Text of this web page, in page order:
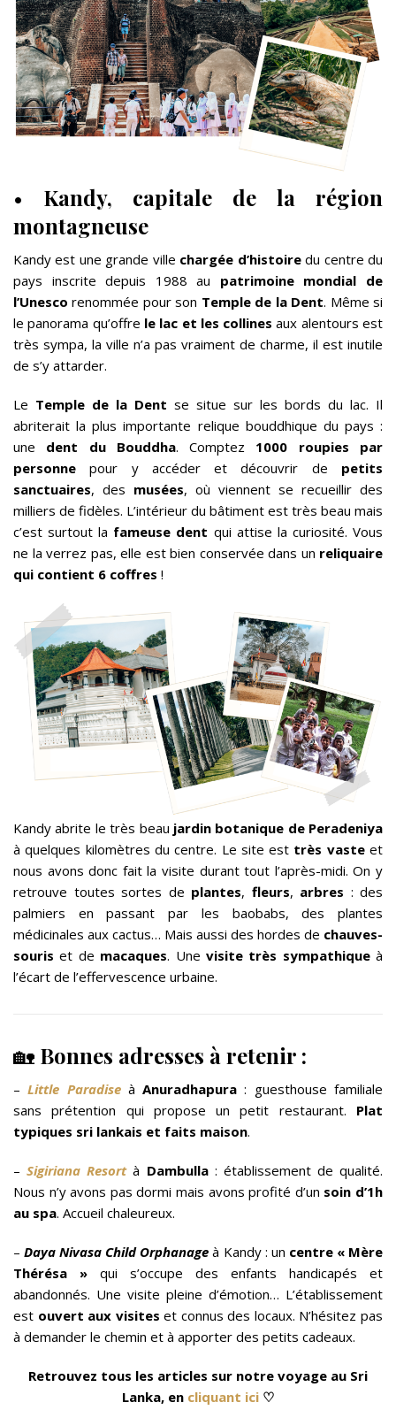
• Kandy, capitale de la région
montagneuse
Kandy est une grande ville chargée d’histoiredu centre du
pays inscrite depuis 1988 au patrimoine mondial de
l’Unesco renommée pour son Temple de la Dent. Même si
le panorama qu’offre le lac et les collines aux alentours est
très sympa, la ville n’a pas vraiment de charme, il est inutile
de s’y attarder.
Le Temple de la Dent se situe sur les bords du lac. Il
abriterait la plus importante relique bouddhique du pays :
une dent du Bouddha. Comptez 1000 roupies par
personne pour y accéder et découvrir de petits
sanctuaires, des musées, où viennent se recueillir des
milliers de fidèles. L’intérieur du bâtiment est très beau mais
c’est surtout la fameuse dent qui attise la curiosité. Vous
ne la verrez pas, elle est bien conservée dans un reliquaire
qui contient 6 coffres !
Kandy abrite le très beau jardin botanique de Peradeniya
à quelques kilomètres du centre. Le site est très vasteet
nous avons donc fait la visite durant tout l’après-midi. On y
retrouve toutes sortes de plantes, fleurs, arbres : des
palmiers en passant par les baobabs, des plantes
médicinales aux cactus… Mais aussi des hordes de chauves-
souris et de macaques. Une visite très sympathiqueà
l’écart de l’effervescence urbaine.
🏡 Bonnes adresses à retenir :
–Little Paradise àAnuradhapura : guesthouse familiale
sans prétention qui propose un petit restaurant. Plat
typiques sri lankais et faits maison.
–Sigiriana Resortà Dambulla: établissement de qualité.
Nous n’y avons pas dormi mais avons profité d’un soin d’1h
au spa. Accueil chaleureux.
–Daya Nivasa Child Orphanage à Kandy : un centre « Mère
Thérésa » qui s’occupe des enfants handicapés et
abandonnés. Une visite pleine d’émotion… L’établissement
est ouvert aux visites et connus des locaux. N’hésitez pas
à demander le chemin et à apporter des petits cadeaux.
Retrouvez tous les articles sur notre voyage au Sri
Lanka, en cliquant ici ♡